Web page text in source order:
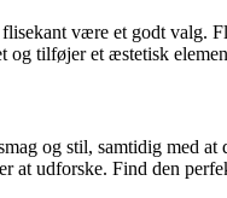
være et godt valg.
og tilføjer et æstetisk
og stil, samtidig med
at udforske. Find den